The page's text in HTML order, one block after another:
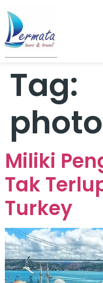
Tag:
Miliki
Tak
Turkey